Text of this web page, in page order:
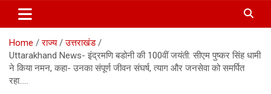
Home राज्य
उत्तराखंड
Uttarakhand News- इंद्रमणि बडोनी की 100वीं जयंती: सीएम पुष्कर सिंह धामी
ने किया नमन, कहा- उनका संपूर्ण जीवन संघर्ष, त्याग और जनसेवा को समर्पित
रहा…..